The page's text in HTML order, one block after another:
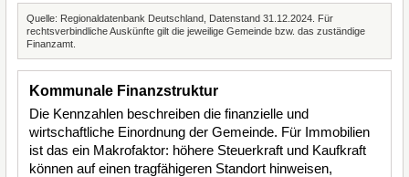
Quelle: Regionaldatenbank Deutschland, Datenstand 31.12.2024. Für
rechtsverbindliche Auskünfte gilt die jeweilige Gemeinde bzw. das zuständige
Finanzamt.
Kommunale Finanzstruktur
Die Kennzahlen beschreiben die finanzielle und
wirtschaftliche Einordnung der Gemeinde. Für Immobilien
ist das ein Makrofaktor: höhere Steuerkraft und Kaufkraft
können auf einen tragfähigeren Standort hinweisen,